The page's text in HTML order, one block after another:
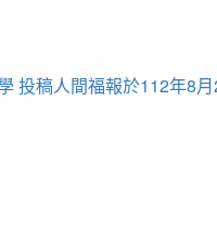
投稿人間福報於112年8